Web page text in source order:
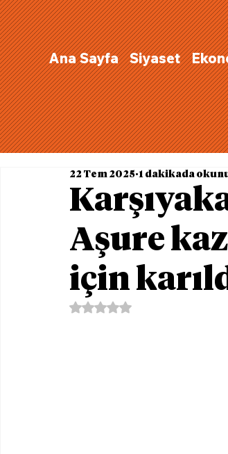
Ana Sayfa Siyaset
Aşure
için
22 Tem 2025 1 dakikada
5 üzerinden NaN yıldız